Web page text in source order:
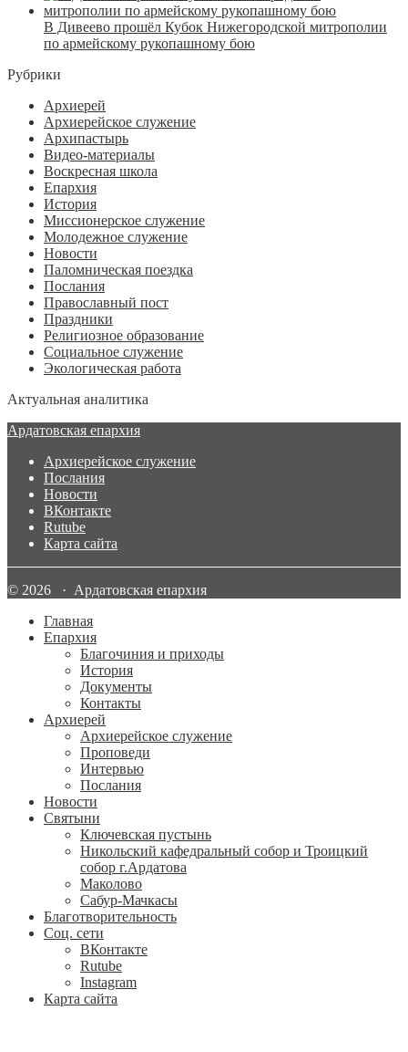
В Дивеево прошёл Кубок Нижегородской митрополии
по армейскому рукопашному бою
Рубрики
Архиерей
Архиерейское служение
Архипастырь
Видео-материалы
Воскресная школа
Епархия
История
Миссионерское служение
Молодежное служение
Новости
Паломническая поездка
Послания
Православный пост
Праздники
Религиозное образование
Социальное служение
Экологическая работа
Актуальная аналитика
Ардатовская епархия
Архиерейское служение
Послания
Новости
ВКонтакте
Rutube
Карта сайта
© 2026 · Ардатовская епархия
Главная
Епархия
Благочиния и приходы
История
Документы
Контакты
Архиерей
Архиерейское служение
Проповеди
Интервью
Послания
Новости
Святыни
Ключевская пустынь
Никольский кафедральный собор и Троицкий
собор г.Ардатова
Маколово
Сабур-Мачкасы
Благотворительность
Соц. сети
ВКонтакте
Rutube
Instagram
Карта сайта